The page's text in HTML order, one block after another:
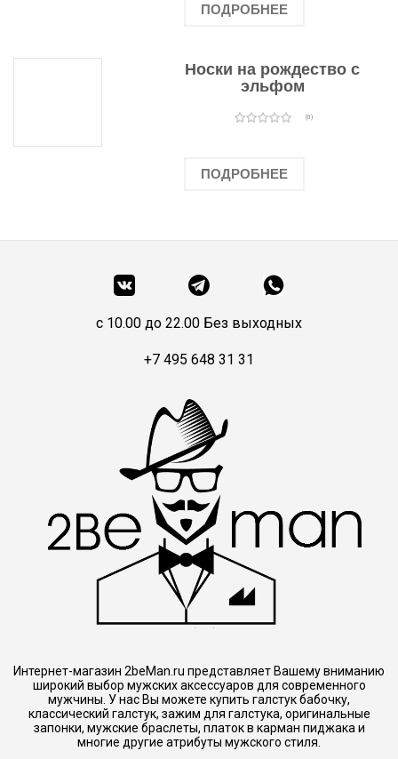
ПОДРОБНЕЕ
Носки на рождество с
эльфом
(0)
ПОДРОБНЕЕ
c 10.00 до 22.00 Без выходных
+7 495 648 31 31
Интернет-магазин 2beMan.ru представляет Вашему вниманию
широкий выбор мужских аксессуаров для современного
мужчины. У нас Вы можете купить галстук бабочку,
классический галстук, зажим для галстука, оригинальные
запонки, мужские браслеты, платок в карман пиджака и
многие другие атрибуты мужского стиля.